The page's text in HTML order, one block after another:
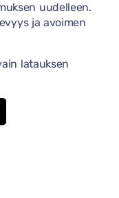
uudelleen.
ja avoimen
latauksen